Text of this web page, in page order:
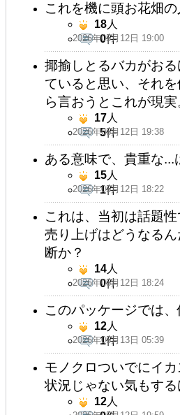
これを機に頭お花畑
2026年05月12日 19:00
18人
0件
揶揄しとるバカがお
ていると思い、それ
ら言おうとこれが現実
2026年05月12日 19:38
17人
5件
ある意味で、貴重な...
2026年05月12日 18:22
15人
1件
これは、当初は話題
売り上げはどうなる
断か？
2026年05月12日 18:24
14人
0件
このパッケージでは、
2026年05月13日 05:39
12人
1件
モノクロついでにイ
状況じゃない気もす
12人